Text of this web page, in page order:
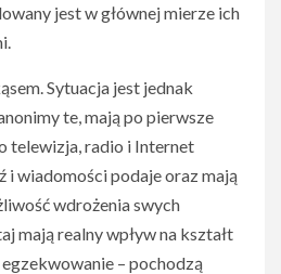
jest w głównej mierze ich
Sytuacja jest jednak
te, mają po pierwsze
telewizja, radio i Internet
i wiadomości podaje oraz mają
wdrożenia swych
mają realny wpływ na kształt
– pochodzą